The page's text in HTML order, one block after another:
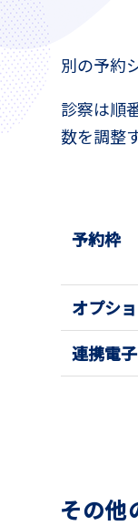
別の予約
診察は順
数を調整
予約枠
オプシ
連携電
その他